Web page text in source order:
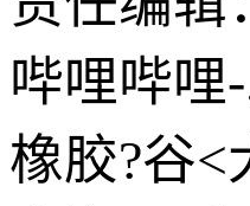
哔哩哔哩
橡胶?谷